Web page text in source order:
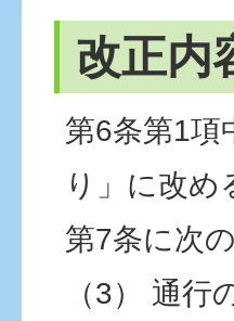
改正内
第6条第1項
り」に改め
第7条に次
（3） 通